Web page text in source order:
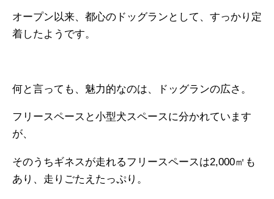
オープン以来、都心のドッグランとして、すっかり定
着したようです。
何と言っても、魅力的なのは、ドッグランの広さ。
フリースペースと小型犬スペースに分かれています
が、
そのうちギネスが走れるフリースペースは2,000㎡も
あり、走りごたえたっぷり。